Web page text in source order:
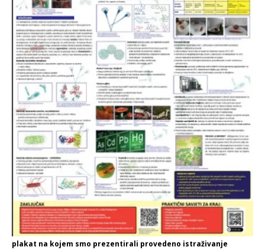
plakat na kojem smo prezentirali provedeno istraživanje